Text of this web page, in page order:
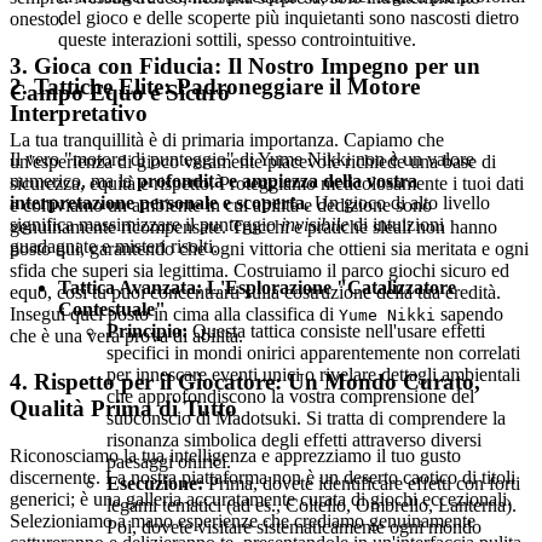
del gioco e delle scoperte più inquietanti sono nascosti dietro
queste interazioni sottili, spesso controintuitive.
2. Tattiche Elite: Padroneggiare il Motore
Interpretativo
Il vero "motore di punteggio" di Yume Nikki non è un valore
numerico, ma laprofondità e ampiezza della vostra
interpretazione personale e scoperta. Un gioco di alto livello
significa massimizzare il punteggioinvisibiledi intuizioni
guadagnate e misteri risolti.
Tattica Avanzata: L'Esplorazione "Catalizzatore
Contestuale"
Principio: Questa tattica consiste nell'usare effetti
specifici in mondi onirici apparentemente non correlati
per innescare eventi unici o rivelare dettagli ambientali
che approfondiscono la vostra comprensione del
subconscio di Madotsuki. Si tratta di comprendere la
risonanza simbolica degli effetti attraverso diversi
paesaggi onirici.
Esecuzione:Prima, dovete identificare effetti con forti
legami tematici (ad es., Coltello, Ombrello, Lanterna).
Poi, dovete visitare sistematicamente ogni mondo
onesto.
3. Gioca con Fiducia: Il Nostro Impegno per un
Campo Equo e Sicuro
La tua tranquillità è di primaria importanza. Capiamo che
un'esperienza di gioco veramente piacevole richiede una base di
sicurezza, equità e rispetto. Proteggiamo meticolosamente i tuoi dati
e coltiviamo un ambiente in cui abilità e dedizione sono
genuinamente ricompensate. Trucchi e pratiche sleali non hanno
posto qui, garantendo che ogni vittoria che ottieni sia meritata e ogni
sfida che superi sia legittima. Costruiamo il parco giochi sicuro ed
equo, così tu puoi concentrarti sulla costruzione della tua eredità.
Insegui quel posto in cima alla classifica di Yume Nikki sapendo
che è una vera prova di abilità.
4. Rispetto per il Giocatore: Un Mondo Curato,
Qualità Prima di Tutto
Riconosciamo la tua intelligenza e apprezziamo il tuo gusto
discernente. La nostra piattaforma non è un deserto caotico di titoli
generici; è una galleria accuratamente curata di giochi eccezionali.
Selezioniamo a mano esperienze che crediamo genuinamente